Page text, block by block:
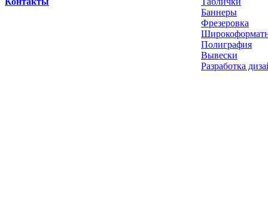
Баннеры
Фрезеровка
Полиграфия
Вывески
Разработка